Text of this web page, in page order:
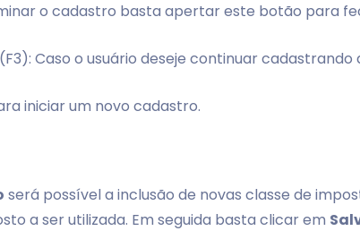
o cadastro basta apertar este botão para
Caso o usuário deseje continuar
iniciar um novo cadastro.
será possível a inclusão de novas classe de
a ser utilizada. Em seguida basta clicar em